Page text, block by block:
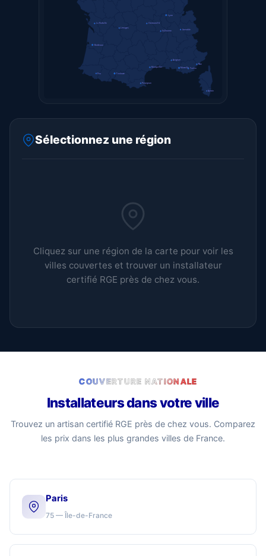
Lyon
Marseille
Toulouse
Nice
Montpellier
Bordeaux
Clermont-Fd
Grenoble
Limoges
La Rochelle
Pau
Avignon
St-Étienne
Perpignan
Toulon
Ajaccio
Sélectionnez une région
Cliquez sur une région de la carte pour voir les
villes couvertes et trouver un installateur
certifié RGE près de chez vous.
COUVERTURE NATIONALE
Installateurs dans votre ville
Trouvez un artisan certifié RGE près de chez vous. Comparez
les prix dans les plus grandes villes de France.
Paris
75 — Île-de-France